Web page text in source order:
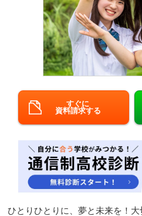
閉
すぐに
資料請求する
ひとりひとりに、夢と未来を！